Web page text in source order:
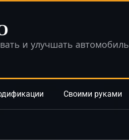
и улучшать автомобиль
Своими руками